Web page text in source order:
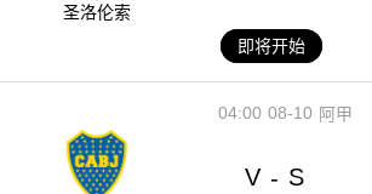
圣洛伦索
即将开始
08-10
04:00 阿甲
V - S